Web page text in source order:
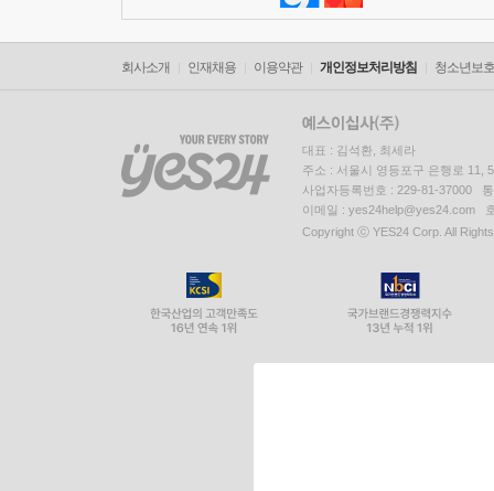
회사소개 인재채용 이용약관 개인정보처리방침 청소년보
대표 : 김석환, 최세라
주소 : 서울시 영등포구 은행로 11,
사업자등록번호 : 229-81-37000
이메일 : yes24help@yes24.com
Copyright ⓒ YES24 Corp. All